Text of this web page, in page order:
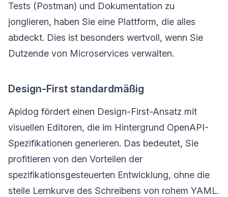
Tests (Postman) und Dokumentation zu
jonglieren, haben Sie eine Plattform, die alles
abdeckt. Dies ist besonders wertvoll, wenn Sie
Dutzende von Microservices verwalten.
Design-First standardmäßig
Apidog fördert einen Design-First-Ansatz mit
visuellen Editoren, die im Hintergrund OpenAPI-
Spezifikationen generieren. Das bedeutet, Sie
profitieren von den Vorteilen der
spezifikationsgesteuerten Entwicklung, ohne die
steile Lernkurve des Schreibens von rohem YAML.